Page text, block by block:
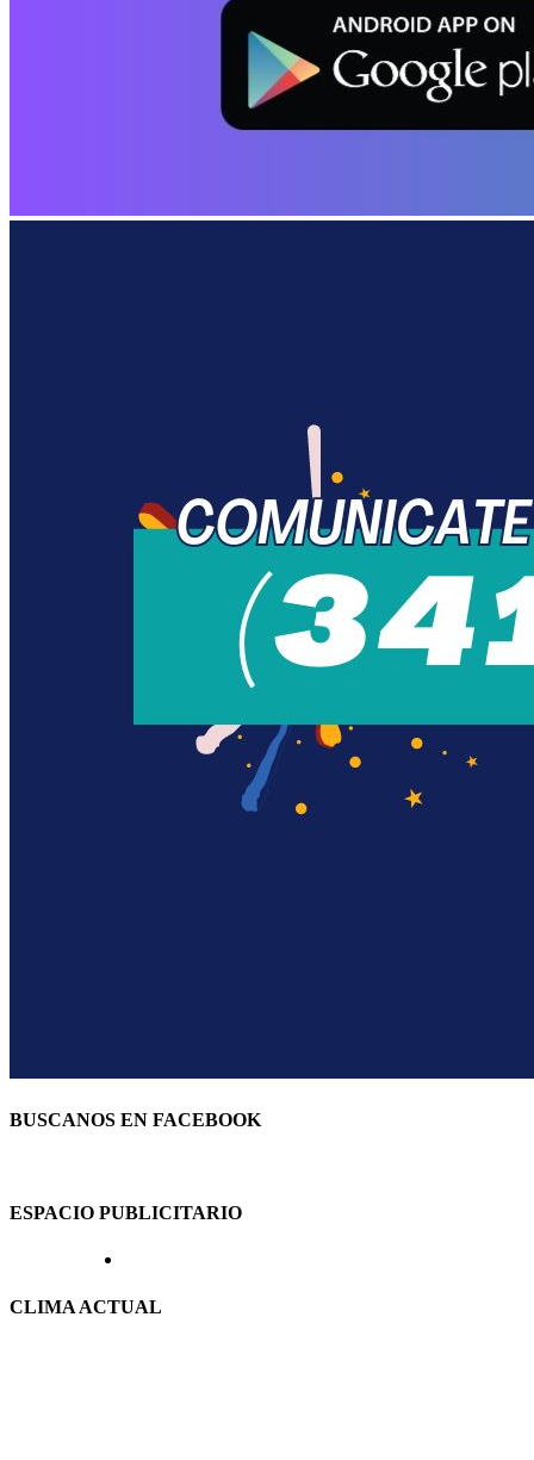
BUSCANOS EN FACEBOOK
ESPACIO PUBLICITARIO
CLIMA ACTUAL